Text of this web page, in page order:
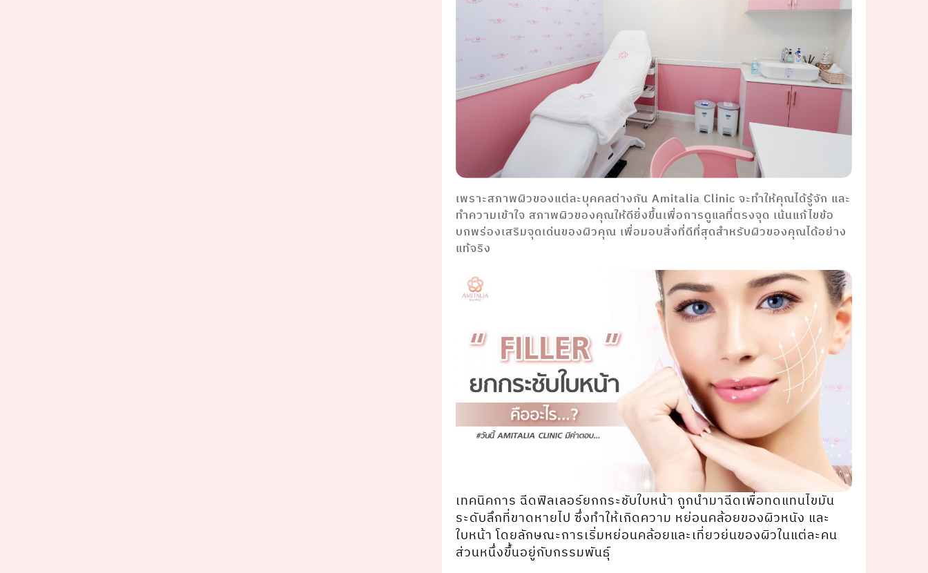
เพราะสภาพผิวของแต่ละบุคคลต่างกัน Amitalia Clinic จะทำให้คุณได้รู้จัก และ
ทำความเข้าใจ สภาพผิวของคุณให้ดียิ่งขึ้นเพื่อการดูแลที่ตรงจุด เน้นแก้ไขข้อ
บกพร่องเสริมจุดเด่นของผิวคุณ เพื่อมอบสิ่งที่ดีที่สุดสำหรับผิวของคุณได้อย่าง
แท้จริง
เทคนิคการ ฉีดฟิลเลอร์ยกกระชับใบหน้า ถูกนํามาฉีดเพื่อทดแทนไขมัน
ระดับลึกที่ขาดหายไป ซึ่งทําให้เกิดความ หย่อนคล้อยของผิวหนัง และ
ใบหน้า โดยลักษณะการเริ่มหย่อนคล้อยและเที่ยวย่นของผิวในแต่ละคน
ส่วนหนึ่งขึ้นอยู่กับกรรมพันธุ์